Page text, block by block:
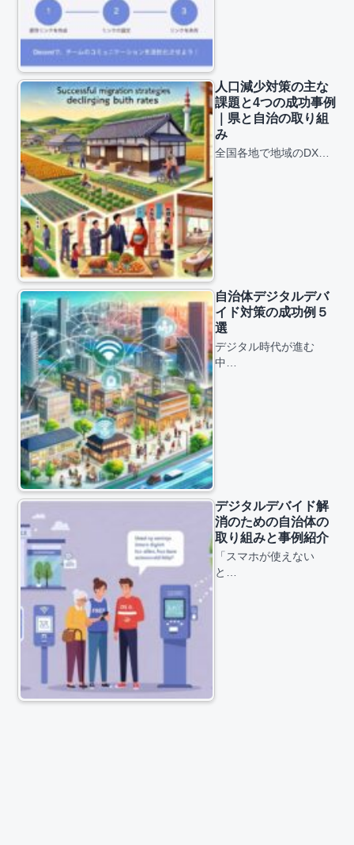
人口減少対策の主な
課題と4つの成功事例
｜県と自治の取り組
み
全国各地で地域のDX…
自治体デジタルデバ
イド対策の成功例５
選
デジタル時代が進む
中…
デジタルデバイド解
消のための自治体の
取り組みと事例紹介
「スマホが使えない
と…